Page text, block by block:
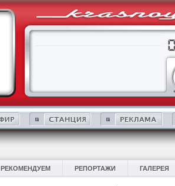
РЕКОМЕНДУЕМ РЕПОРТАЖИ ГАЛЕРЕЯ